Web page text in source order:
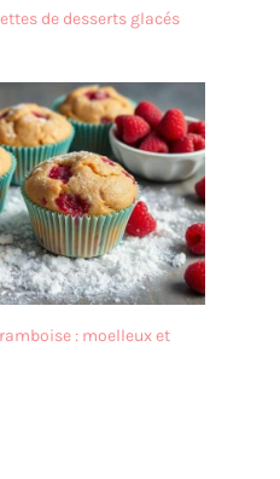
de desserts glacés
: moelleux et